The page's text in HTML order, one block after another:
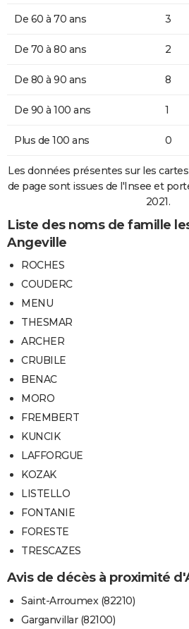
De 60 à 70 ans 3
De 70 à 80 ans 2
De 80 à 90 ans 8
De 90 à 100 ans 1
Plus de 100 ans 0
Les données présentes sur les
de page sont issues de l'Insee et
2021.
Liste des noms de famille
Angeville
ROCHES
COUDERC
MENU
THESMAR
ARCHER
CRUBILE
BENAC
MORO
FREMBERT
KUNCIK
LAFFORGUE
KOZAK
LISTELLO
FONTANIE
FORESTE
TRESCAZES
Avis de décès à proximité
Saint-Arroumex (82210)
Garganvillar (82100)